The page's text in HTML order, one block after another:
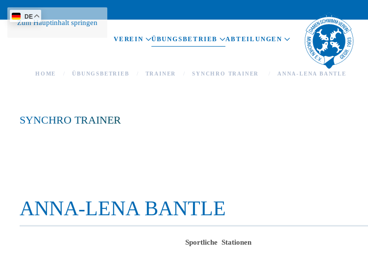
Zum Hauptinhalt springen
VEREIN ÜBUNGSBETRIEB ABTEILUNGEN
HOME ÜBUNGSBETRIEB TRAINER SYNCHRO TRAINER ANNA-LENA BANTLE
SYNCHRO TRAINER
ANNA-LENA BANTLE
Sportliche Stationen
DE